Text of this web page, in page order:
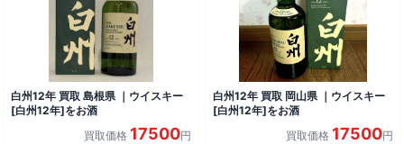
白州12年 買取 島根県 ｜ウイスキー
[白州12年]をお酒
買取価格 17500円
白州12年 買取 岡山県 ｜ウイスキー
[白州12年]をお酒
買取価格 17500円